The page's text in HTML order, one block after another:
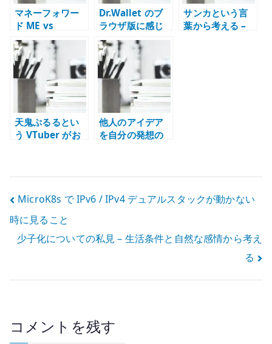
マネーフォワー
ド ME vs
Dr.Wallet – 家計
簿アプリの比較
と使い分け
Dr.Wallet のブ
ラウザ版に感じ
た限界 – PC から
使う家計簿アプ
リの課題
サンカという言
葉から考える –
天鬼ぷるるとい
う VTuber がお
する配信の魅力
他人のアイデア
を自分の発想の
を失う危うさ
投
稿
ナ
ビ
ー
MicroK8s で IPv6 / IPv4 デュアルスタックが動かない
時に見ること
少子化についての私見 – 生活条件と自然な感情から考え
る
コメントを残す